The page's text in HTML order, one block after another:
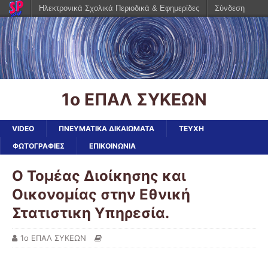
1ο ΕΠΑΛ ΣΥΚΕΩΝ
VIDEO ΠΝΕΥΜΑΤΙΚΑ ΔΙΚΑΙΩΜΑΤΑ
ΤΕΥΧΗ
ΦΩΤΟΓΡΑΦΙΕΣ
ΕΠΙΚΟΙΝΩΝΙΑ
O Τομέας Διοίκησης και
Οικονομίας στην Εθνική
Στατιστικη Υπηρεσία.
1ο ΕΠΑΛ ΣΥΚΕΩΝ
Ηλεκτρονικά Σχολικά Περιοδικά & Εφημερίδες Σύνδεση